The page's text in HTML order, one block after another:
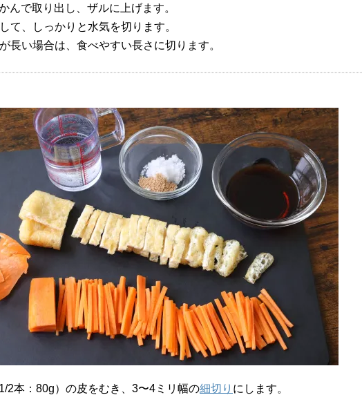
かんで取り出し、ザルに上げます。
て、しっかりと水気を切ります。
長い場合は、食べやすい長さに切ります。
1/2本：80g）の皮をむき、3〜4ミリ幅の細切り にします。